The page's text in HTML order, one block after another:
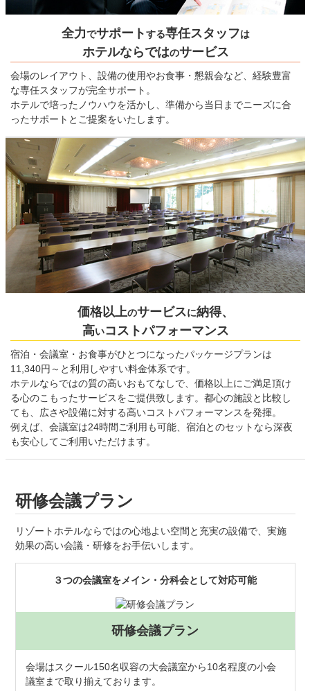
全力でサポートする専任スタッフは
ホテルならではのサービス
会場のレイアウト、設備の使用やお食事・懇親会など、経験豊富
な専任スタッフが完全サポート。
ホテルで培ったノウハウを活かし、準備から当日までニーズに合
ったサポートとご提案をいたします。
価格以上のサービスに納得、
高いコストパフォーマンス
宿泊・会議室・お食事がひとつになったパッケージプランは
11,340円～と利用しやすい料金体系です。
ホテルならではの質の高いおもてなしで、価格以上にご満足頂け
る心のこもったサービスをご提供致します。都心の施設と比較し
ても、広さや設備に対する高いコストパフォーマンスを発揮。
例えば、会議室は24時間ご利用も可能、宿泊とのセットなら深夜
も安心してご利用いただけます。
研修会議プラン
リゾートホテルならではの心地よい空間と充実の設備で、実施
効果の高い会議・研修をお手伝いします。
３つの会議室をメイン・分科会として対応可能
研修会議プラン
会場はスクール150名収容の大会議室から10名程度の小会
議室まで取り揃えております。